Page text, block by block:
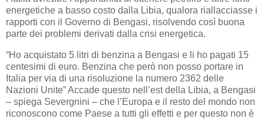
energetiche a basso costo dalla Libia, qualora riallacciasse i
rapporti con il Governo di Bengasi, risolvendo così buona
parte dei problemi derivati dalla crisi energetica.
“Ho acquistato 5 litri di benzina a Bengasi e li ho pagati 15
centesimi di euro. Benzina che però non posso portare in
Italia per via di una risoluzione la numero 2362 delle
Nazioni Unite” Accade questo nell’est della Libia, a Bengasi
– spiega Severgnini – che l’Europa e il resto del mondo non
riconoscono come Paese a tutti gli effetti e per questo non è